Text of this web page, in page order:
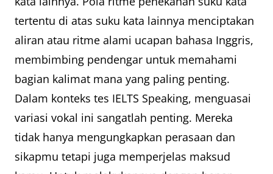
tertentu di atas suku kata lainnya menciptakan
aliran atau ritme alami ucapan bahasa Inggris,
membimbing pendengar untuk memahami
bagian kalimat mana yang paling penting.
Dalam konteks tes IELTS Speaking, menguasai
variasi vokal ini sangatlah penting. Mereka
tidak hanya mengungkapkan perasaan dan
sikapmu tetapi juga memperjelas maksud